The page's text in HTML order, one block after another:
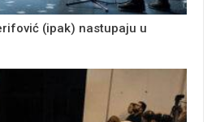
(ipak) nastupaju u